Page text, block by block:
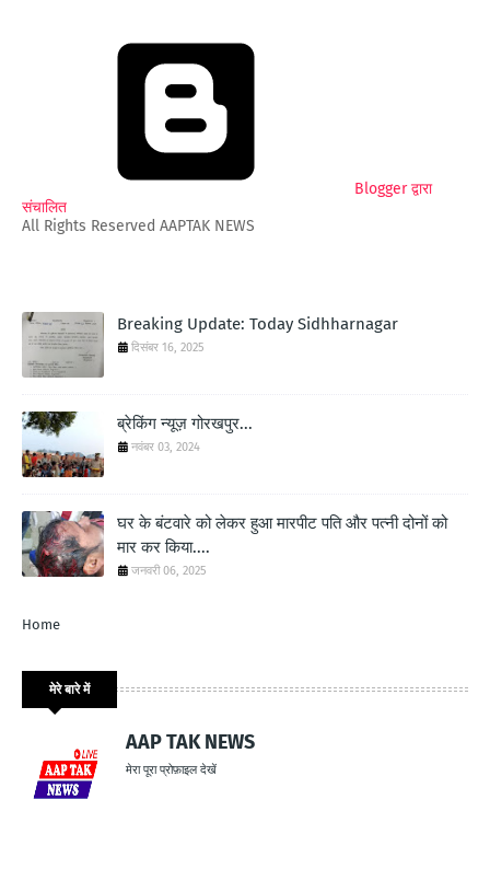
Blogger द्वारा
संचालित
All Rights Reserved AAPTAK NEWS
Breaking Update: Today Sidhharnagar
दिसंबर 16, 2025
ब्रेकिंग न्यूज़ गोरखपुर...
नवंबर 03, 2024
घर के बंटवारे को लेकर हुआ मारपीट पति और पत्नी दोनों को
मार कर किया....
जनवरी 06, 2025
Home
मेरे बारे में
AAP TAK NEWS
मेरा पूरा प्रोफ़ाइल देखें